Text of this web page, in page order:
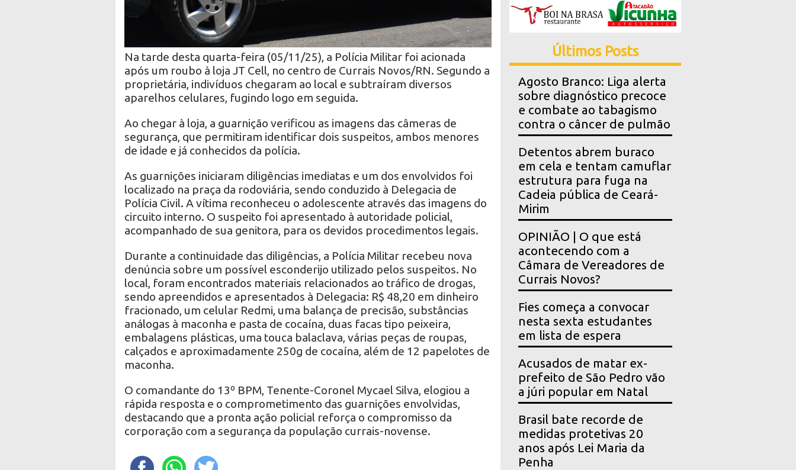
Na tarde desta quarta-feira (05/11/25), a Polícia Militar foi acionada
após um roubo à loja JT Cell, no centro de Currais Novos/RN. Segundo a
proprietária, indivíduos chegaram ao local e subtraíram diversos
aparelhos celulares, fugindo logo em seguida.
Ao chegar à loja, a guarnição verificou as imagens das câmeras de
segurança, que permitiram identificar dois suspeitos, ambos menores
de idade e já conhecidos da polícia.
As guarnições iniciaram diligências imediatas e um dos envolvidos foi
localizado na praça da rodoviária, sendo conduzido à Delegacia de
Polícia Civil. A vítima reconheceu o adolescente através das imagens do
circuito interno. O suspeito foi apresentado à autoridade policial,
acompanhado de sua genitora, para os devidos procedimentos legais.
Durante a continuidade das diligências, a Polícia Militar recebeu nova
denúncia sobre um possível esconderijo utilizado pelos suspeitos. No
local, foram encontrados materiais relacionados ao tráfico de drogas,
sendo apreendidos e apresentados à Delegacia: R$ 48,20 em dinheiro
fracionado, um celular Redmi, uma balança de precisão, substâncias
análogas à maconha e pasta de cocaína, duas facas tipo peixeira,
embalagens plásticas, uma touca balaclava, várias peças de roupas,
calçados e aproximadamente 250g de cocaína, além de 12 papelotes de
maconha.
O comandante do 13º BPM, Tenente-Coronel Mycael Silva, elogiou a
rápida resposta e o comprometimento das guarnições envolvidas,
destacando que a pronta ação policial reforça o compromisso da
corporação com a segurança da população currais-novense.
Últimos Posts
Agosto Branco: Liga alerta
sobre diagnóstico precoce
e combate ao tabagismo
contra o câncer de pulmão
Detentos abrem buraco
em cela e tentam camuflar
estrutura para fuga na
Cadeia pública de Ceará-
Mirim
OPINIÃO | O que está
acontecendo com a
Câmara de Vereadores de
Currais Novos?
Fies começa a convocar
nesta sexta estudantes
em lista de espera
Acusados de matar ex-
prefeito de São Pedro vão
a júri popular em Natal
Brasil bate recorde de
medidas protetivas 20
anos após Lei Maria da
Penha